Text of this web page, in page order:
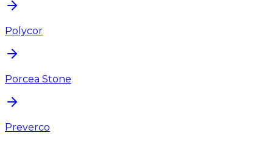
Polycor
Porcea Stone
Preverco